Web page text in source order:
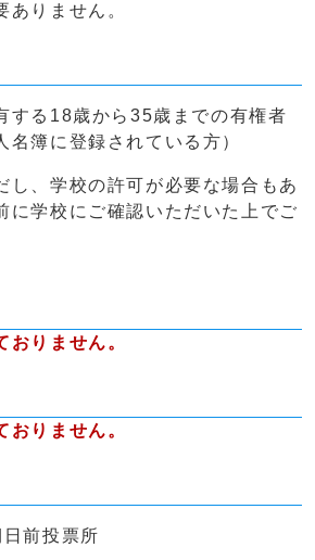
ありません。
する18歳から35歳までの有権者
名簿に登録されている方）
し、学校の許可が必要な場合もあ
に学校にご確認いただいた上でご
おりません。
おりません。
前投票所